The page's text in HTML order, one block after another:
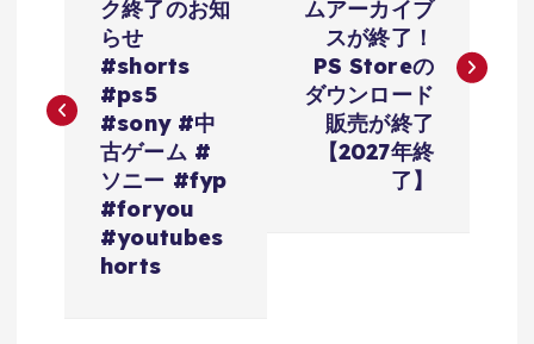
ビ
ク終了のお知
らせ
#shorts
#ps5
#sony #中
古ゲーム #
ソニー #fyp
#foryou
#youtubes
horts
ムアーカイブ
スが終了！
PS Storeの
ダウンロード
販売が終了
【2027年終
了】